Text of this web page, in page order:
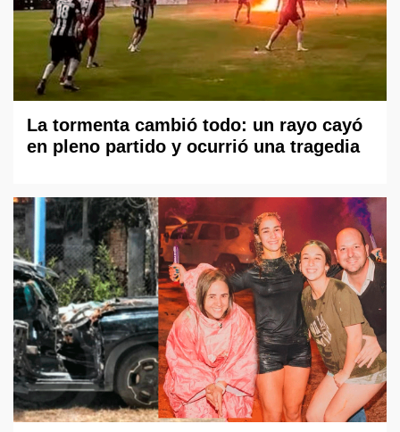
La tormenta cambió todo: un rayo cayó
en pleno partido y ocurrió una tragedia